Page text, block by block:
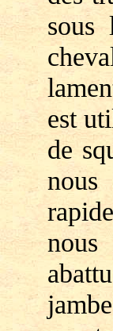
sous
est
de
nous